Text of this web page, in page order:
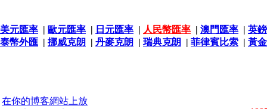
美元匯率 | 歐元匯率 | 日元匯率 | 人民幣匯率 | 澳門匯率 | 英
泰幣外匯 | 挪威克朗 | 丹麥克朗 | 瑞典克朗 | 菲律賓比索 | 黃
在你的博客網站上放